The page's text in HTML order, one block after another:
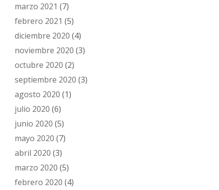
marzo 2021 (7)
febrero 2021 (5)
diciembre 2020 (4)
noviembre 2020 (3)
octubre 2020 (2)
septiembre 2020 (3)
agosto 2020 (1)
julio 2020 (6)
junio 2020 (5)
mayo 2020 (7)
abril 2020 (3)
marzo 2020 (5)
febrero 2020 (4)